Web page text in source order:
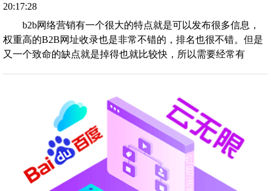
20:17:28
b2b网络营销有一个很大的特点就是可以发布很多信息，
权重高的B2B网址收录也是非常不错的，排名也很不错。但是
又一个致命的缺点就是掉得也就比较快，所以需要经常有